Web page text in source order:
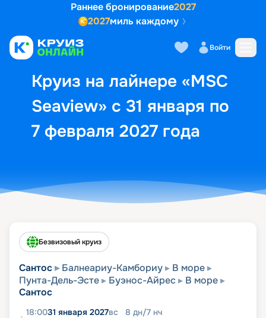
Раннее бронирование2027
2027миль каждому
Войти
Круиз на лайнере «MSC
Seaview» с 31 января по
7 февраля 2027 года
Выбор кают Маршрут и
Безвизовый круиз
Сантос Балнеариу-Камбориу
В море
Пунта-Дель-Эсте
Буэнос-Айрес
В море
Сантос
18:0031 января 2027вс 8 дн/7 нч